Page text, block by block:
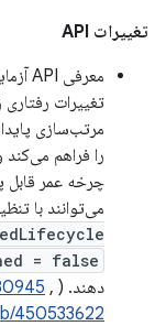
تغییرات API
معرفی API آزمایشی
مرتب‌سازی
را فراهم
چرخه عمر قابل
می‌توانند با
= false
دهند. ( ,
b/450533622